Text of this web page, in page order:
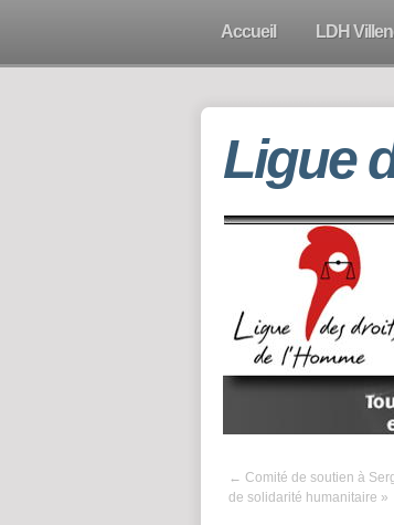
Accueil LDH
Ligue
← Comité de soutien à
de solidarité humanitaire »